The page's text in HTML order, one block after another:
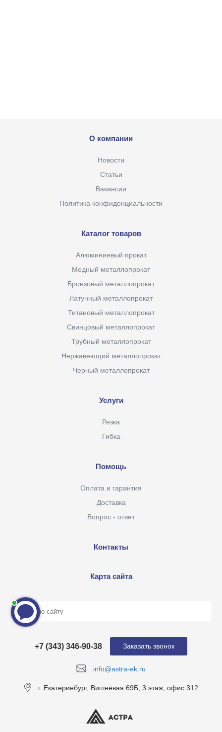
О компании
Новости
Статьи
Вакансии
Политика конфиденциальности
Каталог товаров
Алюминиевый прокат
Медный металлопрокат
Бронзовый металлопрокат
Латунный металлопрокат
Титановый металлопрокат
Свинцовый металлопрокат
Трубный металлопрокат
Нержавеющий металлопрокат
Черный металлопрокат
Услуги
Резка
Гибка
Помощь
Оплата и гарантия
Доставка
Вопрос - ответ
Контакты
Карта сайта
info@astra-ek.ru
+7 (343) 346-90-38
г. Екатеринбург, Вишнёвая 69Б, 3 этаж, офис 312
Заказать звонок